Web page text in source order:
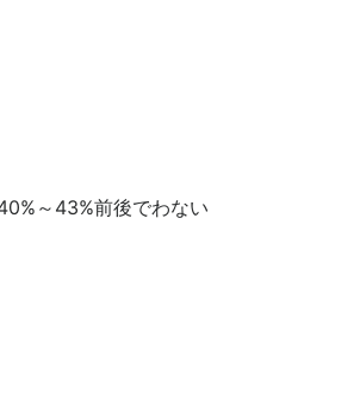
～43%前後でわない